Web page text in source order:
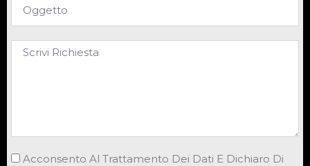
Acconsento Al Trattamento Dei Dati E Dichiaro Di